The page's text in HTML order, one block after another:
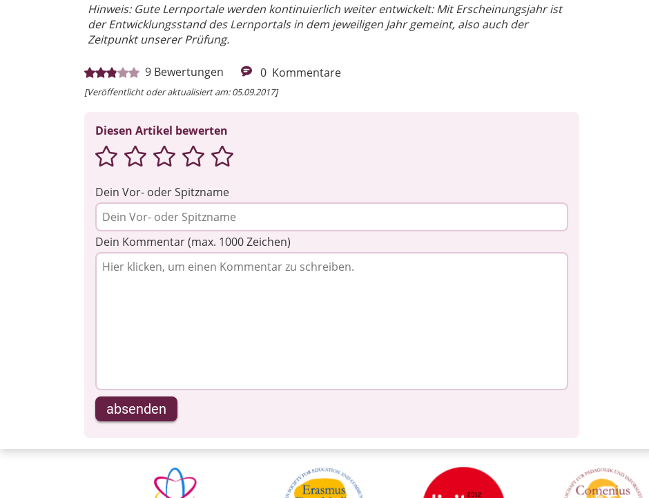
Hinweis: Gute Lernportale werden kontinuierlich weiter entwickelt: Mit Erscheinungsjahr ist
der Entwicklungsstand des Lernportals in dem jeweiligen Jahr gemeint, also auch der
Zeitpunkt unserer Prüfung.
9 Bewertungen 0 Kommentare
[Veröffentlicht oder aktualisiert am: 05.09.2017]
Diesen Artikel bewerten
Dein Vor- oder Spitzname
Dein Kommentar (max. 1000 Zeichen)
absenden